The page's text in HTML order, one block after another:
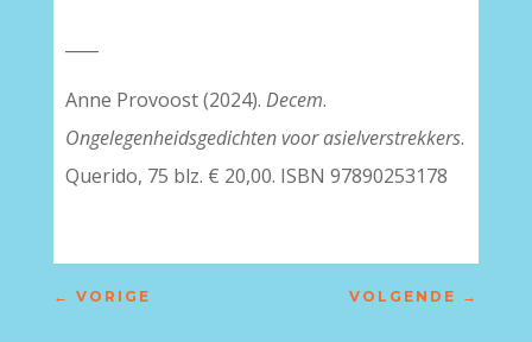
Anne Provoost (2024). Decem.
Ongelegenheidsgedichten voor asielverstrekkers.
Querido, 75 blz. € 20,00. ISBN 97890253178
← VORIGE VOLGENDE →